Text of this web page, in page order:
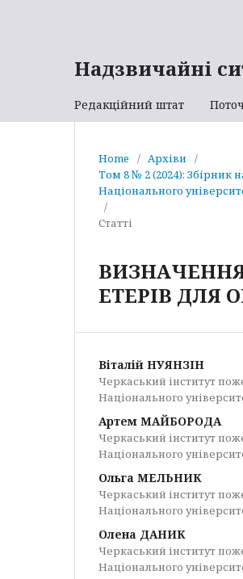
Надзвичайні
Редакційний штат
Home / Архіви
/
Том 8 № 2 (2024): Збірник
Національного
/
Статті
ЕТЕРІВ ДЛЯ
Віталій НУЯНЗІН
Черкаський інститут
Національного
Артем МАЙБОРОДА
Черкаський інститут
Національного
Ольга МЕЛЬНИК
Черкаський інститут
Національного
Олена ДАНИК
Черкаський інститут
Національного